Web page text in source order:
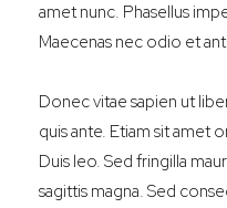
amet nunc. Phasellus
Maecenas nec odio et
Donec vitae sapien ut
quis ante. Etiam sit amet
Duis leo. Sed fringilla
sagittis magna. Sed